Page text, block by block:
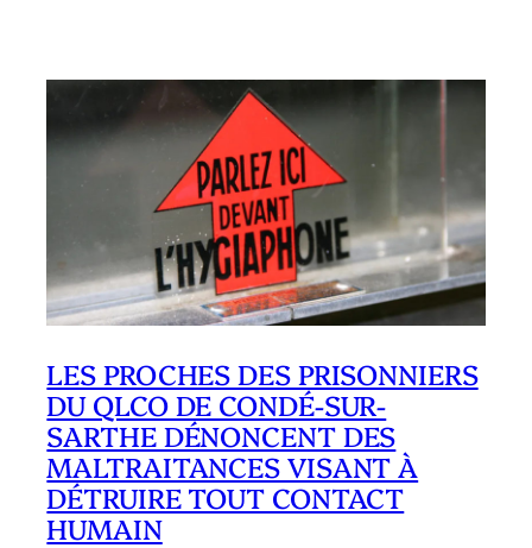
LES PROCHES DES PRISONNIERS
DU QLCO DE CONDÉ-SUR-
SARTHE DÉNONCENT DES
MALTRAITANCES VISANT À
DÉTRUIRE TOUT CONTACT
HUMAIN